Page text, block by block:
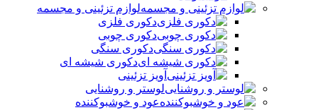
لوازم تزئینی و مجسمه
دکوری فلزی
دکوری چوبی
دکوری سنگی
دکوری شیشه ای
آویز تزئینی
لوستر و روشنایی
عود و خوشبوکننده